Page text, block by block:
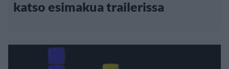
katso esimakua trailerissa